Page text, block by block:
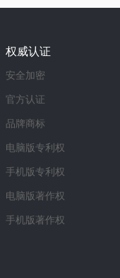
权威认证
安全加密
官方认证
品牌商标
电脑版专利权
手机版专利权
电脑版著作权
手机版著作权